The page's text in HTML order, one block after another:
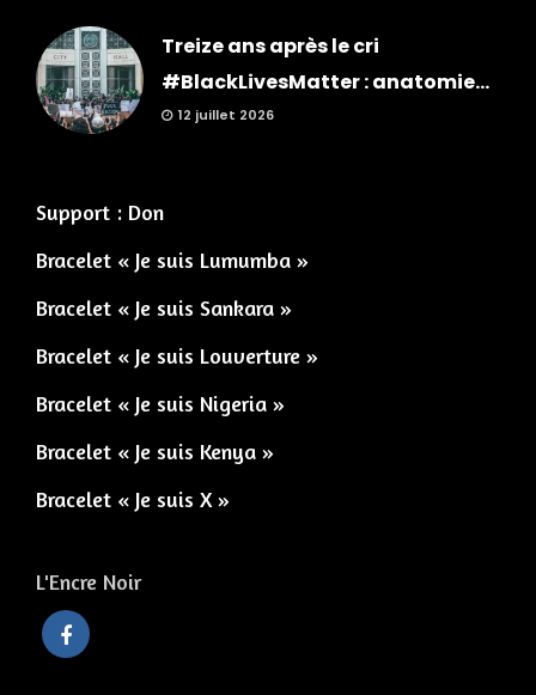
Treize ans après le cri
#BlackLivesMatter : anatomie...
12 juillet 2026
Support : Don
Bracelet « Je suis Lumumba »
Bracelet « Je suis Sankara »
Bracelet « Je suis Louverture »
Bracelet « Je suis Nigeria »
Bracelet « Je suis Kenya »
Bracelet « Je suis X »
L'Encre Noir